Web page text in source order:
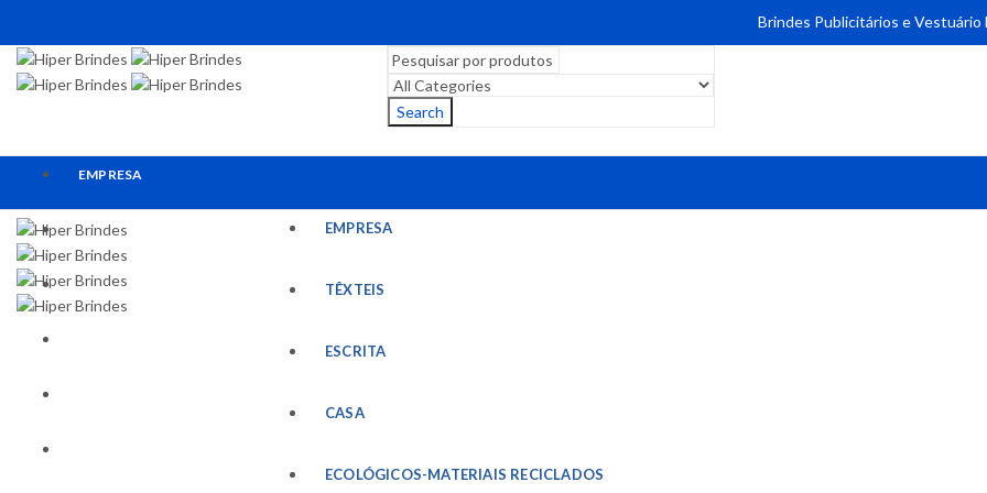
Brindes Publicitários e Vestuário
Search
EMPRESA
TÊXTEIS
ESCRITA
EMPRESA
TÊXTEIS
ESCRITA
CASA
ECOLÓGICOS-MATERIAIS RECICLADOS